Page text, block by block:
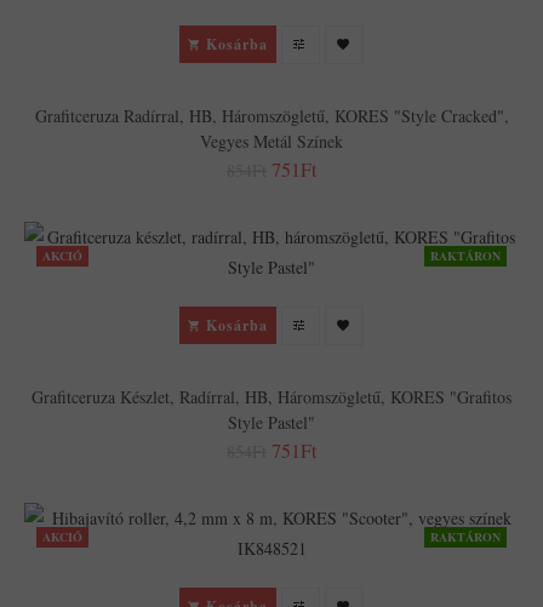
Kosárba
Grafitceruza Radírral, HB, Háromszögletű, KORES "Style Cracked",
Vegyes Metál Színek
751Ft
AKCIÓ RAKTÁRON
Kosárba
Grafitceruza Készlet, Radírral, HB, Háromszögletű, KORES "Grafitos
Style Pastel"
751Ft
AKCIÓ RAKTÁRON